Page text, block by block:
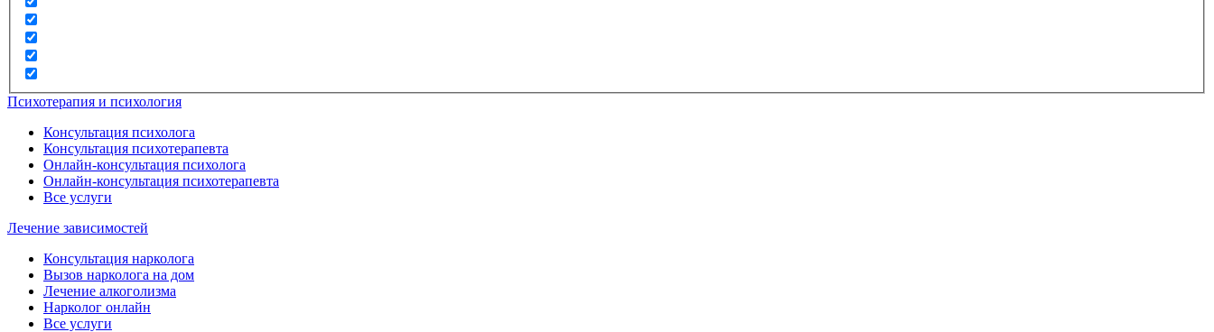
Психотерапия и психология
Консультация психолога
Консультация психотерапевта
Онлайн-консультация психолога
Онлайн-консультация психотерапевта
Все услуги
Лечение зависимостей
Консультация нарколога
Вызов нарколога на дом
Лечение алкоголизма
Нарколог онлайн
Все услуги